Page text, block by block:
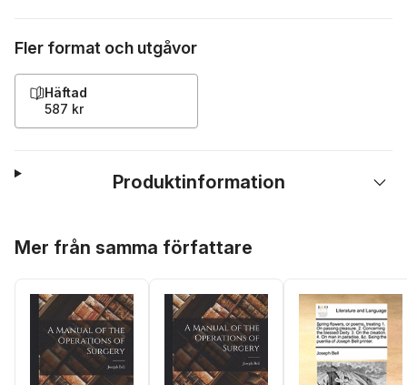
Fler format och utgåvor
Häftad
587 kr
Produktinformation
Mer från samma författare